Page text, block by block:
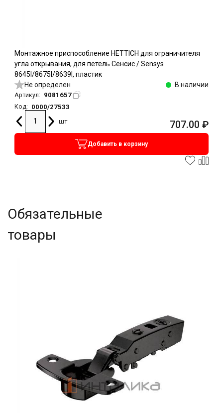
Монтажное приспособление HETTICH для ограничителя
угла открывания, для петель Сенсис / Sensys
8645I/8675I/8639I, пластик
Не определен
В наличии
Артикул: 9081657
Код:
0000/27533
шт
707.00 ₽
Добавить в корзину
Обязательные
товары